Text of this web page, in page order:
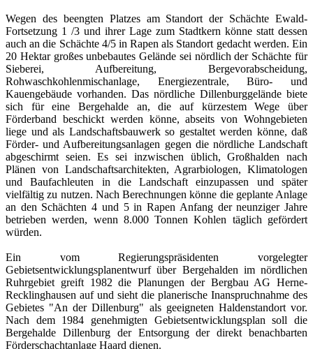
Wegen des beengten Platzes am Standort der Schächte Ewald-
Fortsetzung 1 /3 und ihrer Lage zum Stadtkern könne statt dessen
auch an die Schächte 4/5 in Rapen als Standort gedacht werden. Ein
20 Hektar großes unbebautes Gelände sei nördlich der Schächte für
Sieberei, Aufbereitung, Bergevorabscheidung,
Rohwaschkohlenmischanlage, Energiezentrale, Büro- und
Kauengebäude vorhanden. Das nördliche Dillenburggelände biete
sich für eine Bergehalde an, die auf kürzestem Wege über
Förderband beschickt werden könne, abseits von Wohngebieten
liege und als Landschaftsbauwerk so gestaltet werden könne, daß
Förder- und Aufbereitungsanlagen gegen die nördliche Landschaft
abgeschirmt seien. Es sei inzwischen üblich, Großhalden nach
Plänen von Landschaftsarchitekten, Agrarbiologen, Klimatologen
und Baufachleuten in die Landschaft einzupassen und später
vielfältig zu nutzen. Nach Berechnungen könne die geplante Anlage
an den Schächten 4 und 5 in Rapen Anfang der neunziger Jahre
betrieben werden, wenn 8.000 Tonnen Kohlen täglich gefördert
würden.
Ein vom Regierungspräsidenten vorgelegter
Gebietsentwicklungsplanentwurf über Bergehalden im nördlichen
Ruhrgebiet greift 1982 die Planungen der Bergbau AG Herne-
Recklinghausen auf und sieht die planerische Inanspruchnahme des
Gebietes "An der Dillenburg" als geeigneten Haldenstandort vor.
Nach dem 1984 genehmigten Gebietsentwicklungsplan soll die
Bergehalde Dillenburg der Entsorgung der direkt benachbarten
Förderschachtanlage Haard dienen.